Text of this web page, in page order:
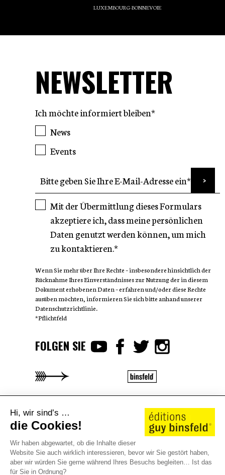
LUXEMBOURG-BONNEVOIE
NEWSLETTER
Ich möchte informiert bleiben*
News
Events
Mit der Übermittlung dieses Formulars
akzeptiere ich, dass meine persönlichen
Daten genutzt werden können, um mich
zu kontaktieren.*
Wenn Sie mehr über Ihre Rechte – insbesondere hinsichtlich der
Rücknahme Ihres Einverständnisses zur Nutzung der in diesem
Dokument erhobenen Daten – erfahren und/oder diese Rechte
ausüben möchten, informieren Sie sich bitte anhand unserer
Datenschutzrichtlinie.
*Pflichtfeld
FOLGEN SIE
AUTOREN
KATALOG 25/26
KONTAKT
SHOP
©2026 éditions guy binsfeld
AGB
Rechtliche Hinweise
Datenschutzrichtlinie
Cookie-Richtlinie
Hi, wir sind’s …
die Cookies!
Wir haben abgewartet, ob die Inhalte dieser
Website Sie auch wirklich interessieren, bevor wir Sie gestört haben,
aber wir würden Sie gerne während Ihres Besuchs begleiten… Ist das
für Sie in Ordnung?